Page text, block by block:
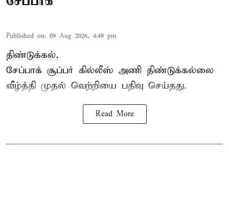
Published on: 09 Aug 2026, 4:49 pm
திண்டுக்கல்,
சேப்பாக் சூப்பர் கில்லீஸ் அணி திண்டுக்கல்லை
வீழ்த்தி முதல் வெற்றியை பதிவு செய்தது.
Read More